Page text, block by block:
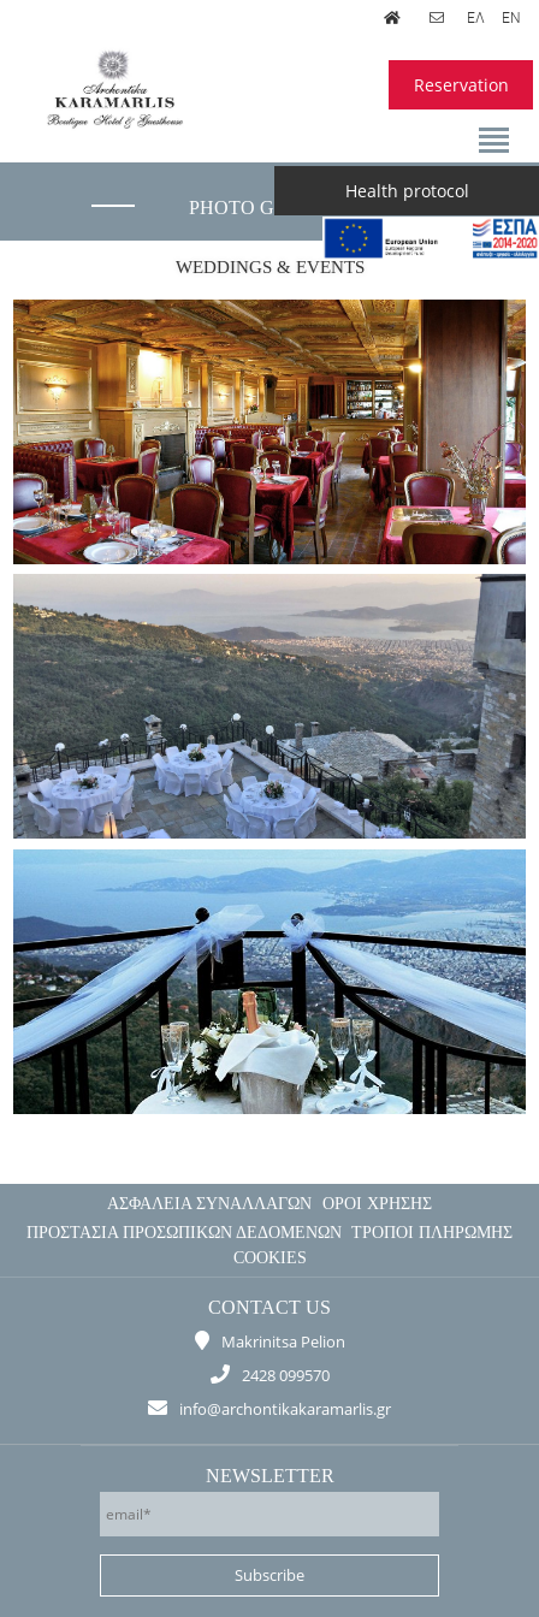
ΕΛ EN
Health protocol
Reservation
PHOTO GALLERY
WEDDINGS & EVENTS
ΑΣΦΑΛΕΙΑ ΣΥΝΑΛΛΑΓΩΝ ΟΡΟΙ ΧΡΗΣΗΣ
ΠΡΟΣΤΑΣΙΑ ΠΡΟΣΩΠΙΚΩΝ ΔΕΔΟΜΕΝΩΝ ΤΡΟΠΟΙ ΠΛΗΡΩΜΗΣ
COOKIES
CONTACT US
Makrinitsa Pelion
2428 099570
info@archontikakaramarlis.gr
NEWSLETTER